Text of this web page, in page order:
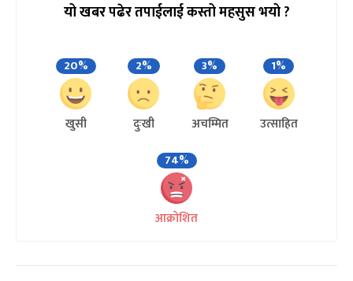
यो खबर पढेर तपाईलाई कस्तो महसुस भयो ?
20%
खुसी
2%
दुःखी
3%
अचम्मित
1%
उत्साहित
74%
आक्रोशित